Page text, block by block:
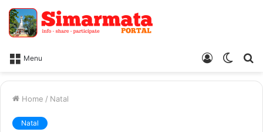
Menu
Switch
Log
Home / Natal
Natal